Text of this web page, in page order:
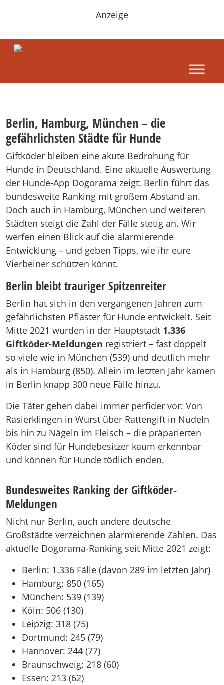
Anzeige
Berlin, Hamburg, München – die
gefährlichsten Städte für Hunde
Giftköder bleiben eine akute Bedrohung für
Hunde in Deutschland. Eine aktuelle Auswertung
der Hunde-App Dogorama zeigt: Berlin führt das
bundesweite Ranking mit großem Abstand an.
Doch auch in Hamburg, München und weiteren
Städten steigt die Zahl der Fälle stetig an. Wir
werfen einen Blick auf die alarmierende
Entwicklung – und geben Tipps, wie ihr eure
Vierbeiner schützen könnt.
Berlin bleibt trauriger Spitzenreiter
Berlin hat sich in den vergangenen Jahren zum
gefährlichsten Pflaster für Hunde entwickelt. Seit
Mitte 2021 wurden in der Hauptstadt 1.336
Giftköder-Meldungen registriert – fast doppelt
so viele wie in München (539) und deutlich mehr
als in Hamburg (850). Allein im letzten Jahr kamen
in Berlin knapp 300 neue Fälle hinzu.
Die Täter gehen dabei immer perfider vor: Von
Rasierklingen in Wurst über Rattengift in Nudeln
bis hin zu Nägeln im Fleisch – die präparierten
Köder sind für Hundebesitzer kaum erkennbar
und können für Hunde tödlich enden.
Bundesweites Ranking der Giftköder-
Meldungen
Nicht nur Berlin, auch andere deutsche
Großstädte verzeichnen alarmierende Zahlen. Das
aktuelle Dogorama-Ranking seit Mitte 2021 zeigt:
Berlin: 1.336 Fälle (davon 289 im letzten Jahr)
Hamburg: 850 (165)
München: 539 (139)
Köln: 506 (130)
Leipzig: 318 (75)
Dortmund: 245 (79)
Hannover: 244 (77)
Braunschweig: 218 (60)
Essen: 213 (62)